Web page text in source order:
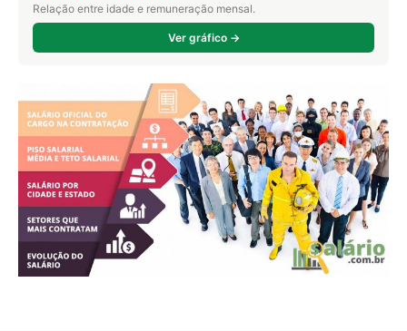
Relação entre idade e remuneração mensal.
Ver gráfico →